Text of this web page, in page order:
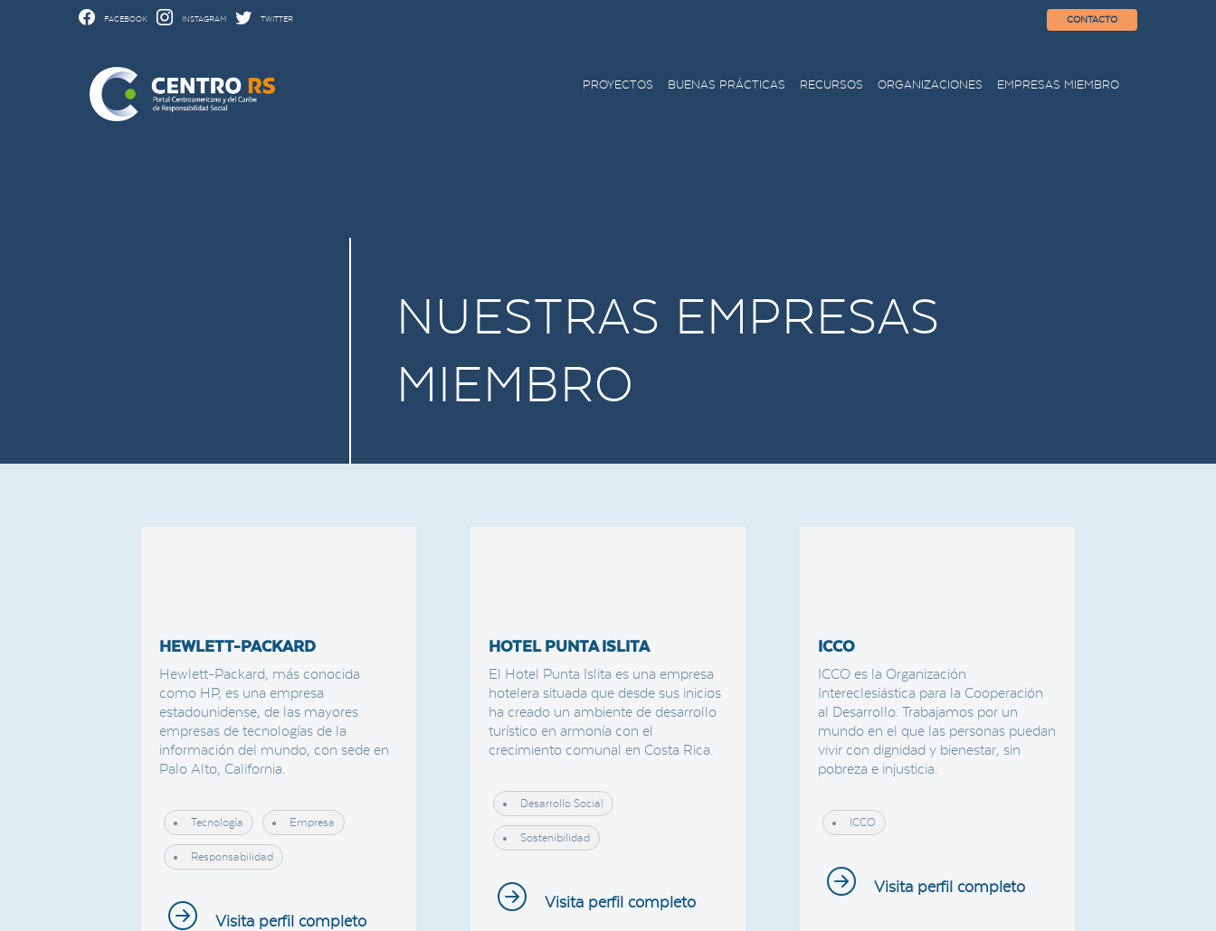
FACEBOOK INSTAGRAM TWITTER CONTACTO
PROYECTOS BUENAS PRÁCTICAS RECURSOS ORGANIZACIONES EMPRESAS MIEMBRO
NUESTRAS EMPRESAS
MIEMBRO
HEWLETT-PACKARD
Hewlett-Packard, más conocida
como HP, es una empresa
estadounidense, de las mayores
empresas de tecnologías de la
información del mundo, con sede en
Palo Alto, California.
Tecnología Empresa
Responsabilidad
Visita perfil completo
HOTEL PUNTA ISLITA
El Hotel Punta Islita es una empresa
hotelera situada que desde sus inicios
ha creado un ambiente de desarrollo
turístico en armonía con el
crecimiento comunal en Costa Rica.
Desarrollo Social
Sostenibilidad
Visita perfil completo
ICCO
ICCO es la Organización
Intereclesiástica para la Cooperación
al Desarrollo. Trabajamos por un
mundo en el que las personas puedan
vivir con dignidad y bienestar, sin
pobreza e injusticia.
ICCO
Visita perfil completo